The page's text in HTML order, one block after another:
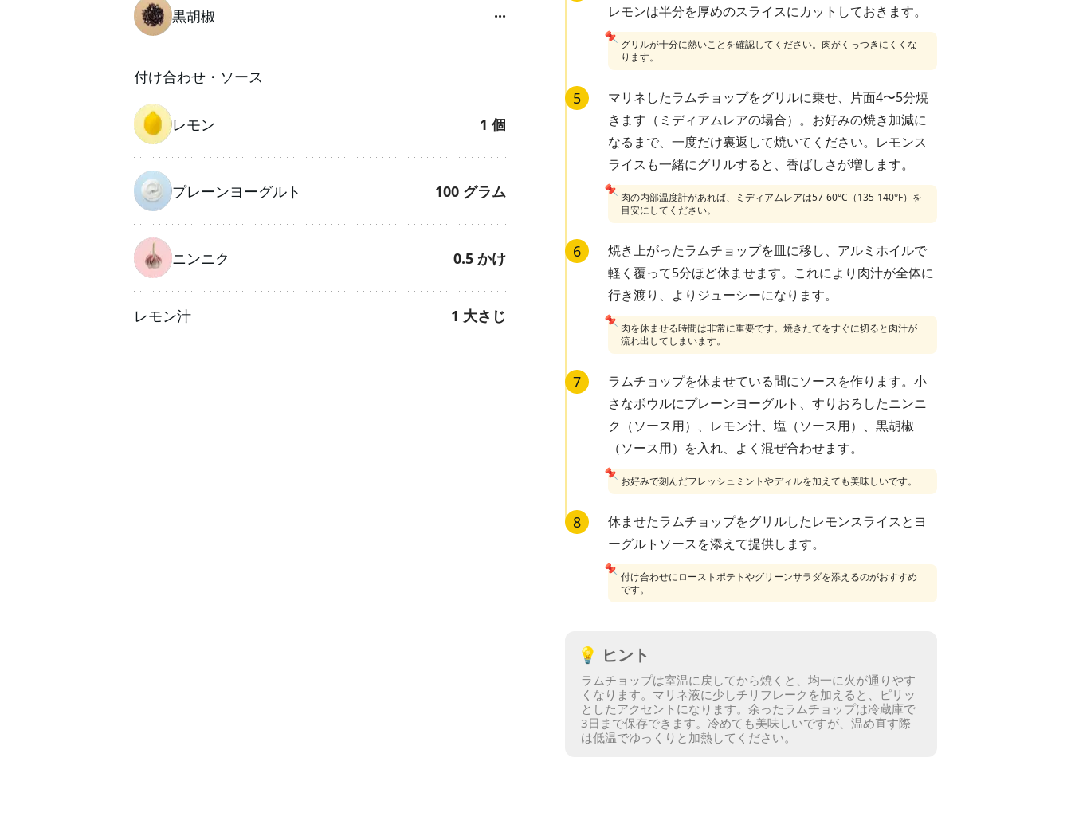
黒胡椒 ···
付け合わせ・ソース
レモン 1 個
プレーンヨーグルト 100 グラム
ニンニク 0.5 かけ
レモン汁 1 大さじ
レモンは半分を厚めのスライスにカットしておきます。
グリルが十分に熱いことを確認してください。肉がくっつきにくくな
ります。
📌
5
マリネしたラムチョップをグリルに乗せ、片面4〜5分焼
きます（ミディアムレアの場合）。お好みの焼き加減に
なるまで、一度だけ裏返して焼いてください。レモンス
ライスも一緒にグリルすると、香ばしさが増します。
肉の内部温度計があれば、ミディアムレアは57-60°C（135-140°F）を
目安にしてください。
📌
6
焼き上がったラムチョップを皿に移し、アルミホイルで
軽く覆って5分ほど休ませます。これにより肉汁が全体に
行き渡り、よりジューシーになります。
肉を休ませる時間は非常に重要です。焼きたてをすぐに切ると肉汁が
流れ出してしまいます。
📌
7
ラムチョップを休ませている間にソースを作ります。小
さなボウルにプレーンヨーグルト、すりおろしたニンニ
ク（ソース用）、レモン汁、塩（ソース用）、黒胡椒
（ソース用）を入れ、よく混ぜ合わせます。
お好みで刻んだフレッシュミントやディルを加えても美味しいです。
📌
8
休ませたラムチョップをグリルしたレモンスライスとヨ
ーグルトソースを添えて提供します。
付け合わせにローストポテトやグリーンサラダを添えるのがおすすめ
です。
📌
💡 ヒント
ラムチョップは室温に戻してから焼くと、均一に火が通りやす
くなります。 マリネ液に少しチリフレークを加えると、ピリッ
としたアクセントになります。 余ったラムチョップは冷蔵庫で
3日まで保存できます。冷めても美味しいですが、温め直す際
は低温でゆっくりと加熱してください。